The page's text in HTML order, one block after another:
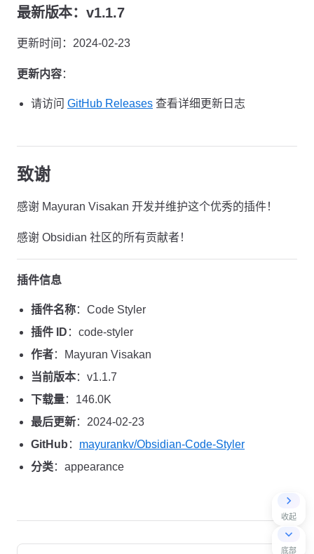
收起
底部
最新版本：v1.1.7
更新时间：2024-02-23
更新内容：
请访问 GitHub Releases 查看详细更新日志
致谢
感谢 Mayuran Visakan 开发并维护这个优秀的插件！
感谢 Obsidian 社区的所有贡献者！
插件信息
插件名称：Code Styler
插件 ID ：code-styler
作者：Mayuran Visakan
当前版本：v1.1.7
下载量：146.0K
最后更新：2024-02-23
GitHub ： mayurankv/Obsidian-Code-Styler
分类：appearance
Pager